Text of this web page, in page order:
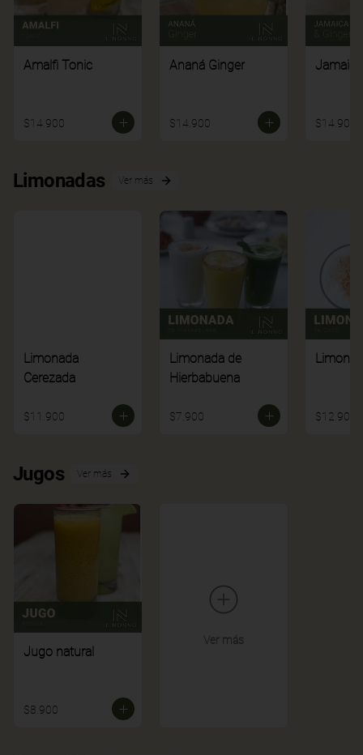
Amalfi Tonic
$14.900
Ananá Ginger
$14.900 $14.900
Limonadas Ver más
Limonada
Cerezada
$11.900
Limonada de
Hierbabuena
$7.900 $12.900
Jugos Ver más
Jugo natural
$8.900
Ver más